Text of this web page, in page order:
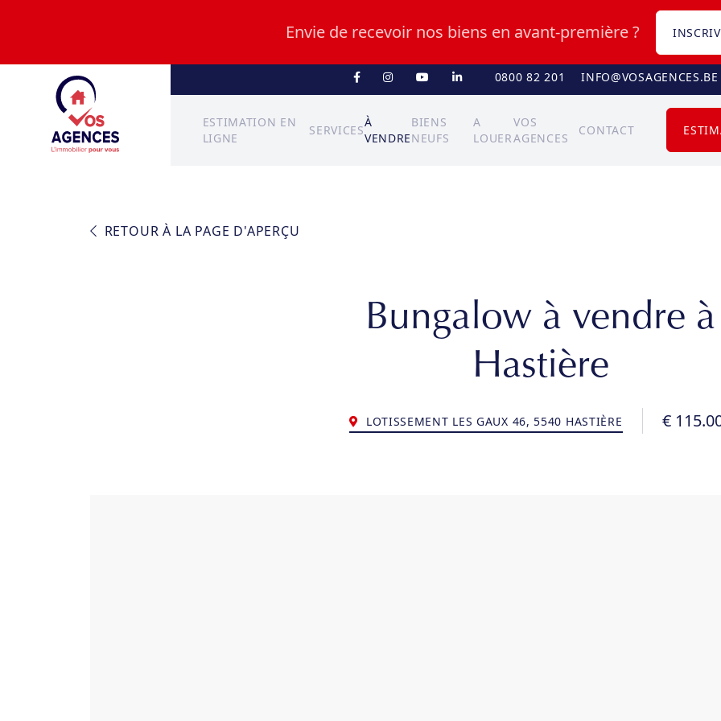
Envie de recevoir nos biens en avant-première ?
0800 82 201 INFO@VOSAGENCES.BE
ESTIMATION EN
LIGNE
SERVICES
À
VENDRE
BIENS
NEUFS
A
LOUER
VOS
AGENCES
CONTACT
RETOUR À LA PAGE D'APERÇU
Bungalow à vendre à
Hastière
LOTISSEMENT LES GAUX 46, 5540 HASTIÈRE €